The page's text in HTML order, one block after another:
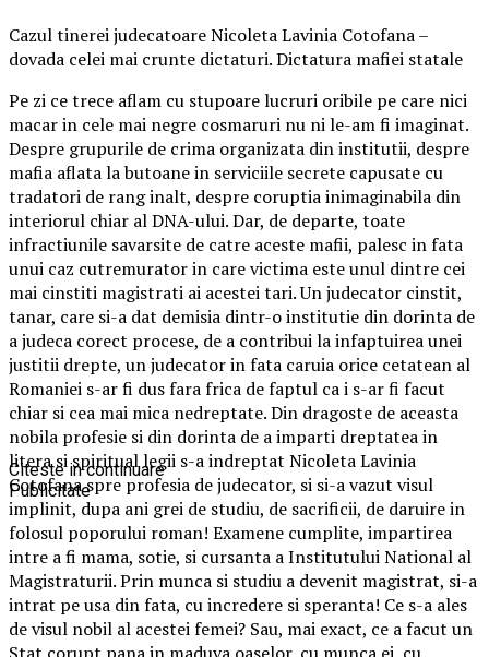
Cazul tinerei judecatoare Nicoleta Lavinia Cotofana –
dovada celei mai crunte dictaturi. Dictatura mafiei statale
Pe zi ce trece aflam cu stupoare lucruri oribile pe care nici
macar in cele mai negre cosmaruri nu ni le-am fi imaginat.
Despre grupurile de crima organizata din institutii, despre
mafia aflata la butoane in serviciile secrete capusate cu
tradatori de rang inalt, despre coruptia inimaginabila din
interiorul chiar al DNA-ului. Dar, de departe, toate
infractiunile savarsite de catre aceste mafii, palesc in fata
unui caz cutremurator in care victima este unul dintre cei
mai cinstiti magistrati ai acestei tari. Un judecator cinstit,
tanar, care si-a dat demisia dintr-o institutie din dorinta de
a judeca corect procese, de a contribui la infaptuirea unei
justitii drepte, un judecator in fata caruia orice cetatean al
Romaniei s-ar fi dus fara frica de faptul ca i s-ar fi facut
chiar si cea mai mica nedreptate. Din dragoste de aceasta
nobila profesie si din dorinta de a imparti dreptatea in
litera si spiritual legii s-a indreptat Nicoleta Lavinia
Cotofana spre profesia de judecator, si si-a vazut visul
implinit, dupa ani grei de studiu, de sacrificii, de daruire in
folosul poporului roman! Examene cumplite, impartirea
intre a fi mama, sotie, si cursanta a Institutului National al
Magistraturii. Prin munca si studiu a devenit magistrat, si-a
intrat pe usa din fata, cu incredere si speranta! Ce s-a ales
de visul nobil al acestei femei? Sau, mai exact, ce a facut un
Citeste in continuare
Publicitate